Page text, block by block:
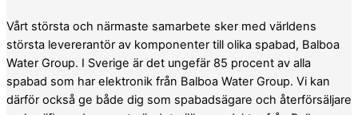
Vårt största och närmaste samarbete sker med världens
största levererantör av komponenter till olika spabad, Balboa
Water Group. I Sverige är det ungefär 85 procent av alla
spabad som har elektronik från Balboa Water Group. Vi kan
därför också ge både dig som spabadsägare och återförsäljare